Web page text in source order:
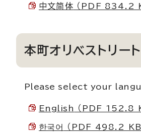
中文简体 （PDF 834.2
本町オリベストリー
Please select your
English （PDF 152.8
한국어 （PDF 498.2 KB